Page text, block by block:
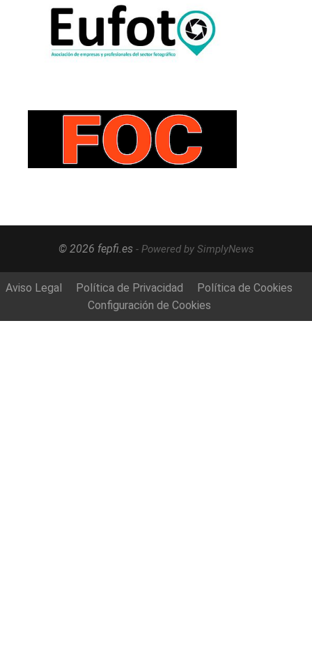
© 2026 fepfi.es - Powered by SimplyNews
Aviso Legal Política de Privacidad
Política de Cookies
Configuración de Cookies